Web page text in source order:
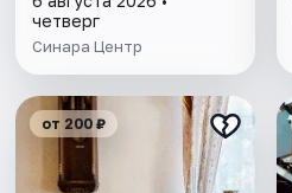
метафизика,
метаморфоза" 6+
четверг
Синара Центр
от 200 ₽